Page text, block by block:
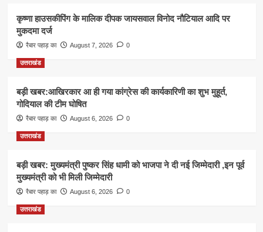
कृष्णा हाउसकीपिंग के मालिक दीपक जायसवाल विनोद नौटियाल आदि पर
मुकदमा दर्ज
रैबार पहाड़ का August 7, 2026 0
उत्तराखंड
बड़ी खबर:आखिरकार आ ही गया कांग्रेस की कार्यकारिणी का शुभ मुहूर्त,
गोदियाल की टीम घोषित
रैबार पहाड़ का August 6, 2026 0
उत्तराखंड
बड़ी खबर: मुख्यमंत्री पुष्कर सिंह धामी को भाजपा ने दी नई जिम्मेदारी ,इन पूर्व
मुख्यमंत्री को भी मिली जिम्मेदारी
रैबार पहाड़ का August 6, 2026 0
उत्तराखंड